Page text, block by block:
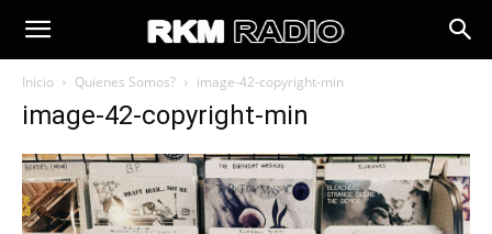
Inicio Quienes Somos? image-42-copyright-min
image-42-copyright-min